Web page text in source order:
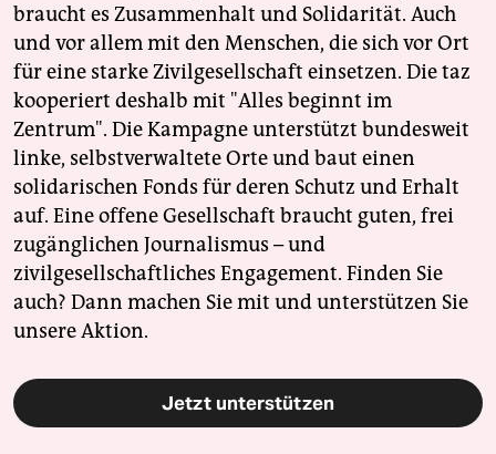
braucht es Zusammenhalt und Solidarität. Auch
und vor allem mit den Menschen, die sich vor Ort
für eine starke Zivilgesellschaft einsetzen. Die taz
kooperiert deshalb mit "Alles beginnt im
Zentrum". Die Kampagne unterstützt bundesweit
linke, selbstverwaltete Orte und baut einen
solidarischen Fonds für deren Schutz und Erhalt
auf. Eine offene Gesellschaft braucht guten, frei
zugänglichen Journalismus – und
zivilgesellschaftliches Engagement. Finden Sie
auch? Dann machen Sie mit und unterstützen Sie
unsere Aktion.
Jetzt unterstützen